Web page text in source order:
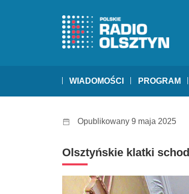
WIADOMOŚCI PROGRAM
Opublikowany 9 maja 2025
Olsztyńskie klatki